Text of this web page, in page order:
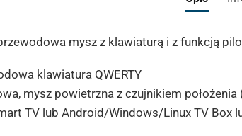
mysz z klawiaturą i z funkcją
klawiatura QWERTY
mysz powietrzna z czujnikiem położenia
TV lub Android/Windows/Linux TV Box